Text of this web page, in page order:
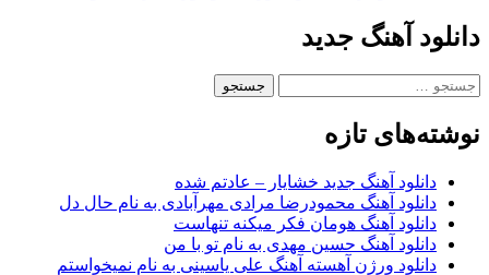
دانلود آهنگ جدید
جستجو
نوشته‌های تازه
دانلود آهنگ جدید خشایار – عادتم شده
دانلود آهنگ محمودرضا مرادی مهرآبادی به نام حال دل
دانلود آهنگ هومان فکر میکنه تنهاست
دانلود آهنگ حسین مهدی به نام تو با من
دانلود ورژن آهسته آهنگ علی یاسینی به نام نمیخواستم